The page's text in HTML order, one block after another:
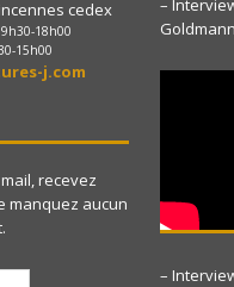
cedex
18h00
15h00
j.com
recevez
manquez aucun
–
Goldmann
–